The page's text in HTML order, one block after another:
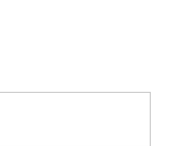
を採用しています。